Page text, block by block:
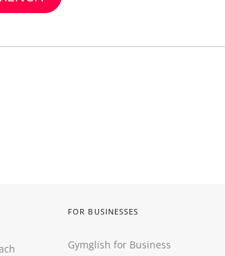
FOR BUSINESSES
Gymglish for Business